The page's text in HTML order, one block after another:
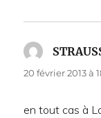
20 février 2013 à
en tout cas à